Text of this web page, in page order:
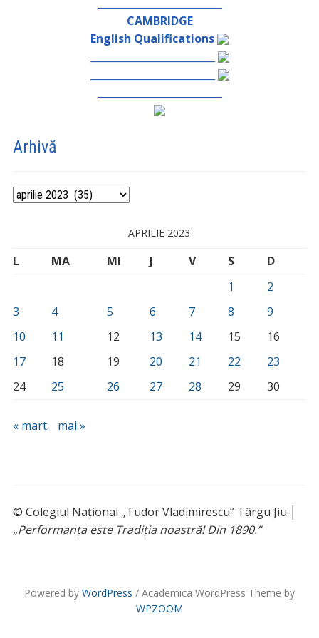
CAMBRIDGE
English Qualifications
Arhivă
Arhivă
APRILIE 2023
L MA MI J V S
D
1
2
3
4 5 6 7 8
9
10
11 12 13 14 15
16
17
18 19 20 21 22
23
24
25 26 27 28 29 30
« mart. mai »
© Colegiul Național „Tudor Vladimirescu” Târgu Jiu │
„Performanța este Tradiția noastră! Din 1890.”
Powered by WordPress / Academica WordPress Theme by
WPZOOM